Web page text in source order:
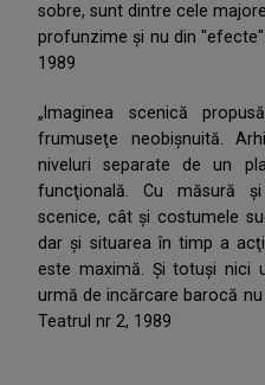
sobre, sunt dintre cele
profunzime și nu din
1989
„Imaginea scenică
frumuseţe neobişnuită.
niveluri separate de un
funcţională. Cu măsură
scenice, cât și costumele
dar şi situarea în timp a
este maximă. Și totuși nici
urmă de incărcare barocă nu
Teatrul nr 2, 1989